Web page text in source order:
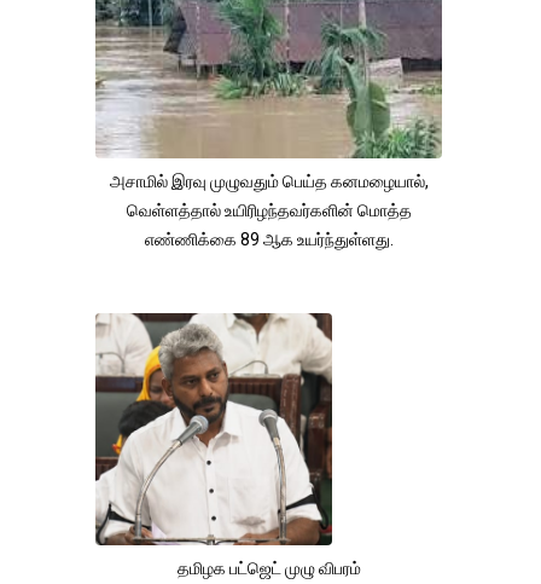
அசாமில் இரவு முழுவதும் பெய்த கனமழையால்,
வெள்ளத்தால் உயிரிழந்தவர்களின் மொத்த
எண்ணிக்கை 89 ஆக உயர்ந்துள்ளது.
தமிழக பட்ஜெட் முழு விபரம்